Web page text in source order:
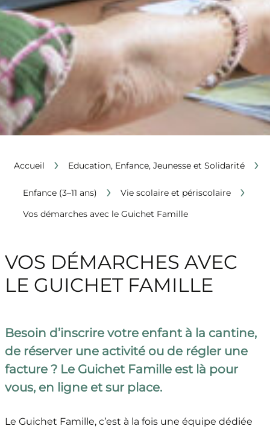
Accueil › Education, Enfance, Jeunesse et Solidarité ›
Enfance (3–11 ans) › Vie scolaire et périscolaire ›
Vos démarches avec le Guichet Famille
VOS DÉMARCHES AVEC
LE GUICHET FAMILLE
Besoin d’inscrire votre enfant à la cantine,
de réserver une activité ou de régler une
facture ? Le Guichet Famille est là pour
vous, en ligne et sur place.
Le Guichet Famille, c’est à la fois une équipe dédiée